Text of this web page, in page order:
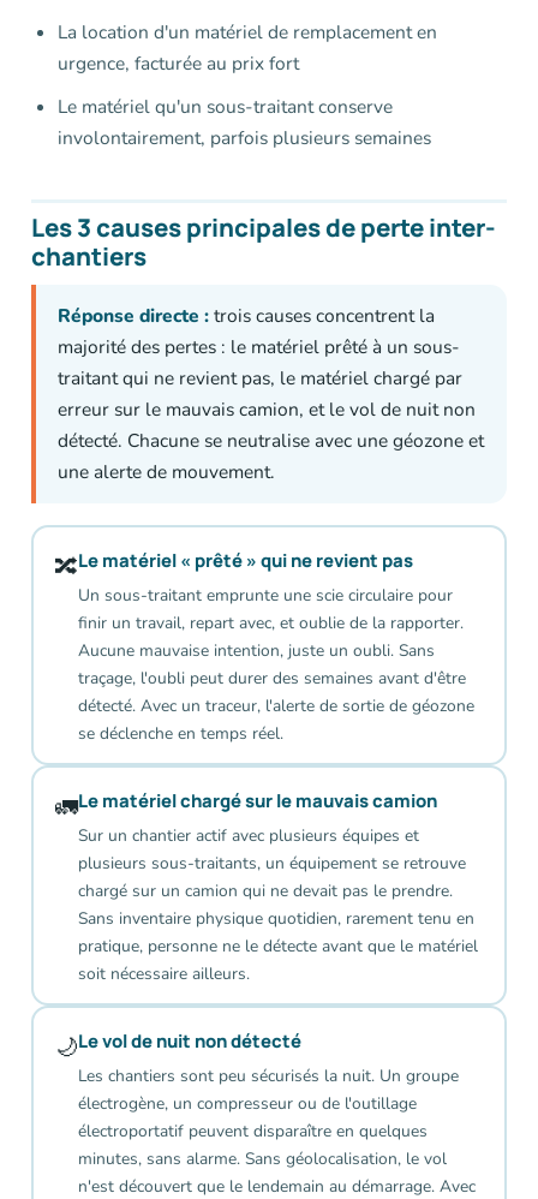
La location d'un matériel de remplacement en
urgence, facturée au prix fort
Le matériel qu'un sous-traitant conserve
involontairement, parfois plusieurs semaines
Les 3 causes principales de perte inter-
chantiers
Réponse directe :trois causes concentrent la
majorité des pertes : le matériel prêté à un sous-
traitant qui ne revient pas, le matériel chargé par
erreur sur le mauvais camion, et le vol de nuit non
détecté. Chacune se neutralise avec une géozone et
une alerte de mouvement.
🔀Le matériel « prêté » qui ne revient pas
Un sous-traitant emprunte une scie circulaire pour
finir un travail, repart avec, et oublie de la rapporter.
Aucune mauvaise intention, juste un oubli. Sans
traçage, l'oubli peut durer des semaines avant d'être
détecté. Avec un traceur, l'alerte de sortie de géozone
se déclenche en temps réel.
🚛Le matériel chargé sur le mauvais camion
Sur un chantier actif avec plusieurs équipes et
plusieurs sous-traitants, un équipement se retrouve
chargé sur un camion qui ne devait pas le prendre.
Sans inventaire physique quotidien, rarement tenu en
pratique, personne ne le détecte avant que le matériel
soit nécessaire ailleurs.
🌙Le vol de nuit non détecté
Les chantiers sont peu sécurisés la nuit. Un groupe
électrogène, un compresseur ou de l'outillage
électroportatif peuvent disparaître en quelques
minutes, sans alarme. Sans géolocalisation, le vol
n'est découvert que le lendemain au démarrage. Avec